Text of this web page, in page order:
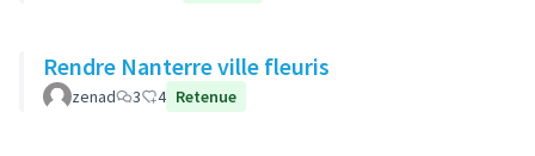
Rendre Nanterre ville fleuris
zenad 3 4 Retenue